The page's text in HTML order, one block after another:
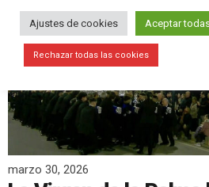
marzo 30, 2026
Ajustes de cookies Aceptar
Rechazar todas las cookies